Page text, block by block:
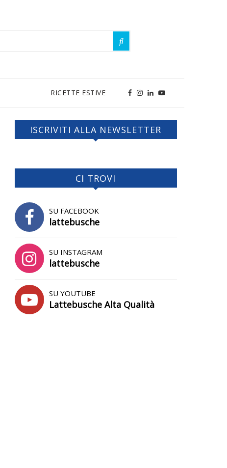
RICETTE ESTIVE
ISCRIVITI ALLA NEWSLETTER
CI TROVI
SU FACEBOOK
lattebusche
SU INSTAGRAM
lattebusche
SU YOUTUBE
Lattebusche Alta Qualità